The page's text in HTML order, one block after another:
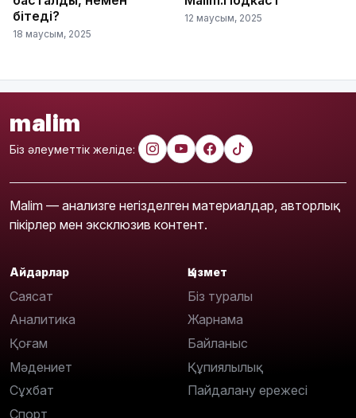
бітеді?
18 маусым, 2025
12 маусым, 2025
malim
Біз әлеуметтік желіде:
Malim — анализге негізделген материалдар, авторлық
пікірлер мен эксклюзив контент.
Айдарлар
Саясат
Аналитика
Қоғам
Мәдениет
Сұхбат
Спорт
Қызмет
Біз туралы
Жарнама
Байланыс
Құпиялылық
Пайдалану ережесі